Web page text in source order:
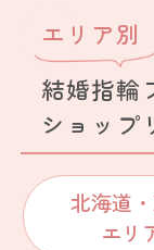
エリア別
結婚指輪
ショップ
北海道
エリ